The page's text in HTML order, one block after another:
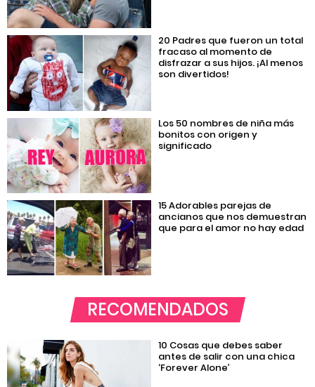
20 Padres que fueron un total
fracaso al momento de
disfrazar a sus hijos. ¡Al menos
son divertidos!
Los 50 nombres de niña más
bonitos con origen y
significado
15 Adorables parejas de
ancianos que nos demuestran
que para el amor no hay edad
RECOMENDADOS
10 Cosas que debes saber
antes de salir con una chica
‘Forever Alone’